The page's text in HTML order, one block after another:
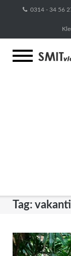
0314 - 34 56
Tag: